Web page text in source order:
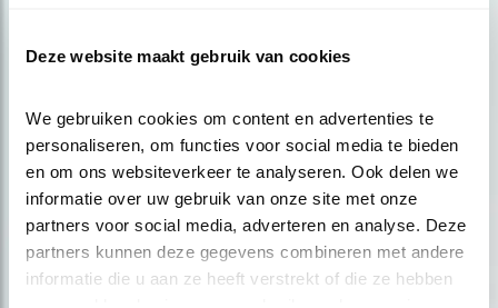
Deze website maakt gebruik van cookies
We gebruiken cookies om content en advertenties te
personaliseren, om functies voor social media te bieden
en om ons websiteverkeer te analyseren. Ook delen we
informatie over uw gebruik van onze site met onze
partners voor social media, adverteren en analyse. Deze
partners kunnen deze gegevens combineren met andere
informatie die u aan ze heeft verstrekt of die ze hebben